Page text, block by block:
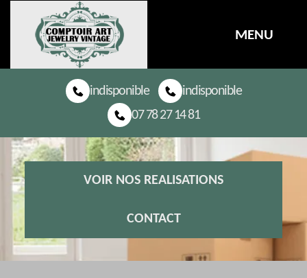
MENU
indisponible
indisponible
07 78 27 14 81
VOIR NOS REALISATIONS
CONTACT